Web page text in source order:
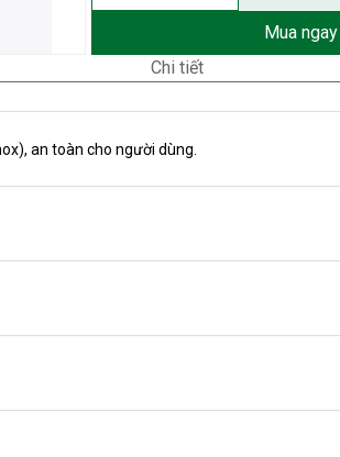
Mua ngay
Chi tiết
an toàn cho người dùng.